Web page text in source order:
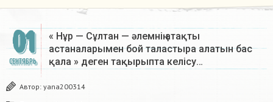
01
СЕНТЯБРЬ
« Нұр — Сұлтан — әлемнің атақты
астаналарымен бой таластыра алатын бас
қала » деген тақырыпта келісу…
Автор: yana200314